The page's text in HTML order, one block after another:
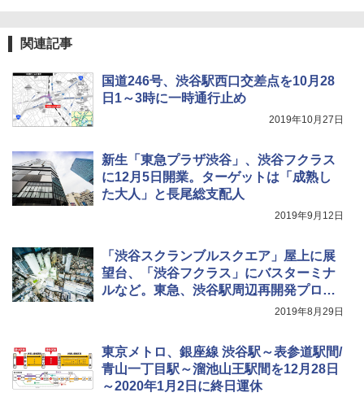
イド ブラックコーティング フルクローズ メ
ッシュ 4人用 簡単設置 ポップアップテント P
可能 安全ロック付き 高安全性 金属製耐久 コ
ンパクト多機能設計 持ち運び便利 アウトド
ア/オフィス/教育現場/展示会用 緑
関連記事
国道246号、渋谷駅西口交差点を10月28
日1～3時に一時通行止め
2019年10月27日
新生「東急プラザ渋谷」、渋谷フクラス
に12月5日開業。ターゲットは「成熟し
た大人」と長尾総支配人
2019年9月12日
「渋谷スクランブルスクエア」屋上に展
望台、「渋谷フクラス」にバスターミナ
ルなど。東急、渋谷駅周辺再開発プロジ
2019年8月29日
東京メトロ、銀座線 渋谷駅～表参道駅間/
青山一丁目駅～溜池山王駅間を12月28日
～2020年1月2日に終日運休